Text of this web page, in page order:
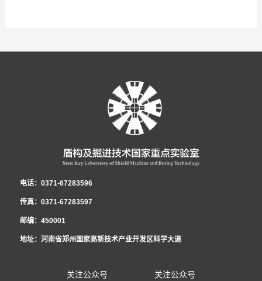
电话：0371-67283596
传真：0371-67283597
邮编：450001
地址：河南省郑州国家高新技术产业开发区科学大道
关注公众号 关注公众号